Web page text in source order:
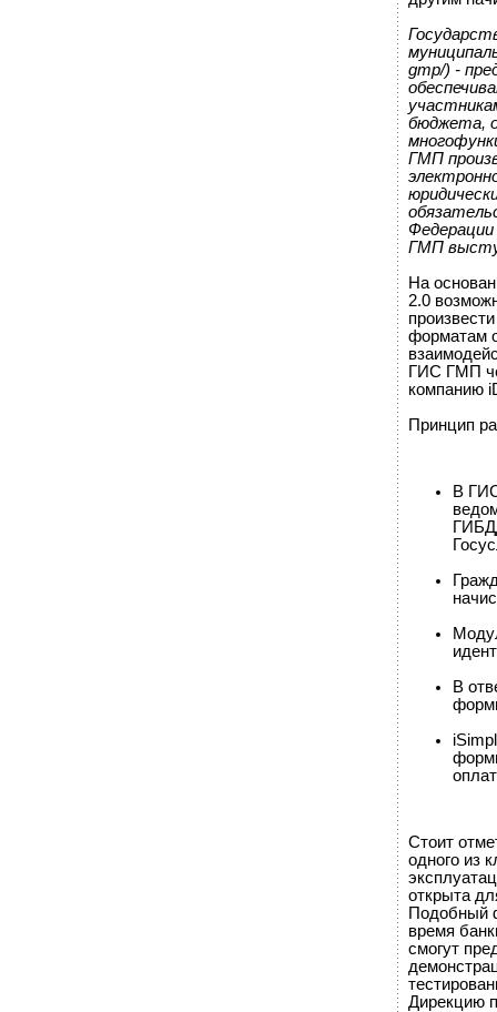
gmp/) -
бюджета,
ГМП
ГМП
На
2.0
форматам
ГИС ГМП
компанию
Принцип
В
В
Стоит
одного из
открыта
Подобный
время
смогут
Дирекцию